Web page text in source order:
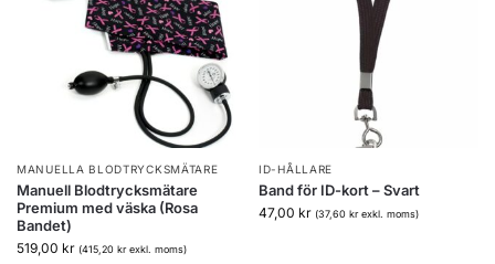
MANUELLA BLODTRYCKSMÄTARE
Manuell Blodtrycksmätare
Premium med väska (Rosa
Bandet)
519,00 kr (415,20 krexkl. moms)
ID-HÅLLARE
Band för ID-kort – Svart
47,00 kr (37,60 krexkl. moms)